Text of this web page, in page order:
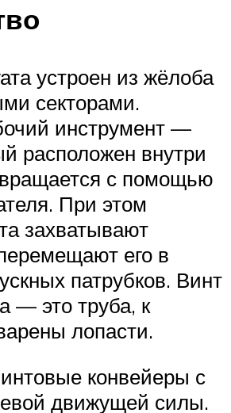
устроен из жёлоба
секторами.
инструмент —
расположен внутри
с помощью
При этом
захватывают
его в
патрубков. Винт
— это труба, к
лопасти.
конвейеры с
движущей силы.